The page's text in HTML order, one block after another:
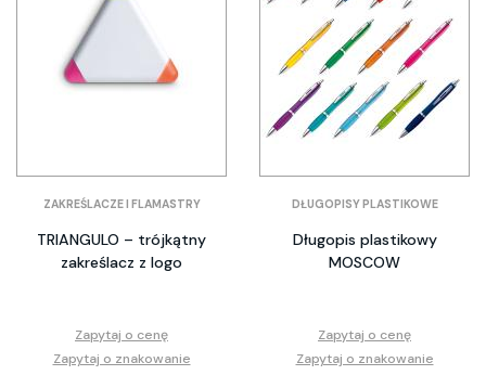
ZAKREŚLACZE I FLAMASTRY
TRIANGULO – trójkątny
zakreślacz z logo
Zapytaj o cenę
Zapytaj o znakowanie
DŁUGOPISY PLASTIKOWE
Długopis plastikowy
MOSCOW
Zapytaj o cenę
Zapytaj o znakowanie